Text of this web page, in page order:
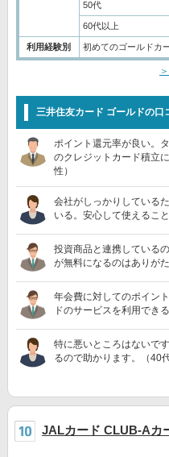
50代
60代以上
利用経験別 初めてのゴールドカ
三井住友カード ゴールドの口
ポイント還元率が良い。
のクレジットカード積立
性）
会社がしっかりしている
いる。安心して使えるこ
投資商品と連携している
が無料になるのはありが
年会費に対してのポイン
ドのサービスを利用でき
特に悪いところはないで
るので助かります。（40
JALカード CLUB-Aカ